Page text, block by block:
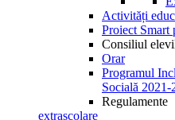
Activități
Proiect Smart
Consiliul
Orar
Programul
Socială 2021-
Regulamente
extrașcolare